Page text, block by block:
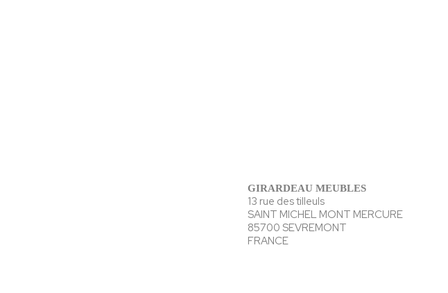
GIRARDEAU MEUBLES
13 rue des tilleuls
SAINT MICHEL MONT MERCURE
85700 SEVREMONT
FRANCE